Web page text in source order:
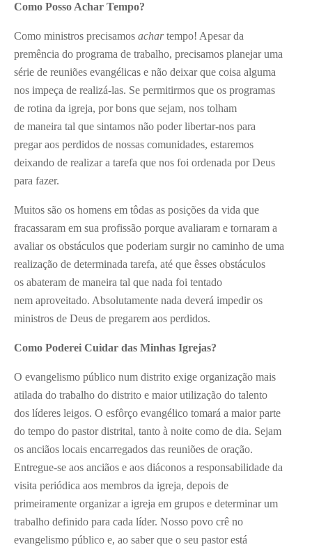
Como Posso Achar Tempo?
Como ministros precisamos achartempo! Apesar da
premência do programa de trabalho, precisamos planejar uma
série de reuniões evangélicas e não deixar que coisa alguma
nos impeça de realizá-las. Se permitirmos que os programas
de rotina da igreja, por bons que sejam, nos tolham
de maneira tal que sintamos não poder libertar-nos para
pregar aos perdidos de nossas comunidades, estaremos
deixando de realizar a tarefa que nos foi ordenada por Deus
para fazer.
Muitos são os homens em tôdas as posições da vida que
fracassaram em sua profissão porque avaliaram e tornaram a
avaliar os obstáculos que poderiam surgir no caminho de uma
realização de determinada tarefa, até que êsses obstáculos
os abateram de maneira tal que nada foi tentado
nem aproveitado. Absolutamente nada deverá impedir os
ministros de Deus de pregarem aos perdidos.
Como Poderei Cuidar das Minhas Igrejas?
O evangelismo público num distrito exige organização mais
atilada do trabalho do distrito e maior utilização do talento
dos líderes leigos. O esfôrço evangélico tomará a maior parte
do tempo do pastor distrital, tanto à noite como de dia. Sejam
os anciãos locais encarregados das reuniões de oração.
Entregue-se aos anciãos e aos diáconos a responsabilidade da
visita periódica aos membros da igreja, depois de
primeiramente organizar a igreja em grupos e determinar um
trabalho definido para cada líder. Nosso povo crê no
evangelismo público e, ao saber que o seu pastor está